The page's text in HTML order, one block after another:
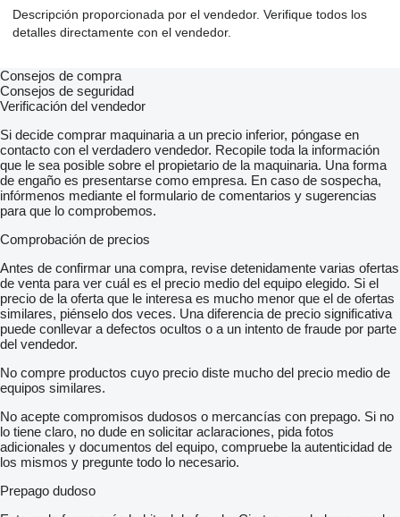
Descripción proporcionada por el vendedor. Verifique todos los
detalles directamente con el vendedor.
Consejos de compra
Consejos de seguridad
Verificación del vendedor
Si decide comprar maquinaria a un precio inferior, póngase en
contacto con el verdadero vendedor. Recopile toda la información
que le sea posible sobre el propietario de la maquinaria. Una forma
de engaño es presentarse como empresa. En caso de sospecha,
infórmenos mediante el formulario de comentarios y sugerencias
para que lo comprobemos.
Comprobación de precios
Antes de confirmar una compra, revise detenidamente varias ofertas
de venta para ver cuál es el precio medio del equipo elegido. Si el
precio de la oferta que le interesa es mucho menor que el de ofertas
similares, piénselo dos veces. Una diferencia de precio significativa
puede conllevar a defectos ocultos o a un intento de fraude por parte
del vendedor.
No compre productos cuyo precio diste mucho del precio medio de
equipos similares.
No acepte compromisos dudosos o mercancías con prepago. Si no
lo tiene claro, no dude en solicitar aclaraciones, pida fotos
adicionales y documentos del equipo, compruebe la autenticidad de
los mismos y pregunte todo lo necesario.
Prepago dudoso